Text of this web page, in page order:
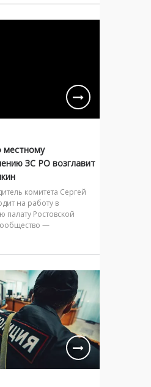
местному
ЗС РО возглавит
комитета Сергей
на работу в
палату Ростовской
—